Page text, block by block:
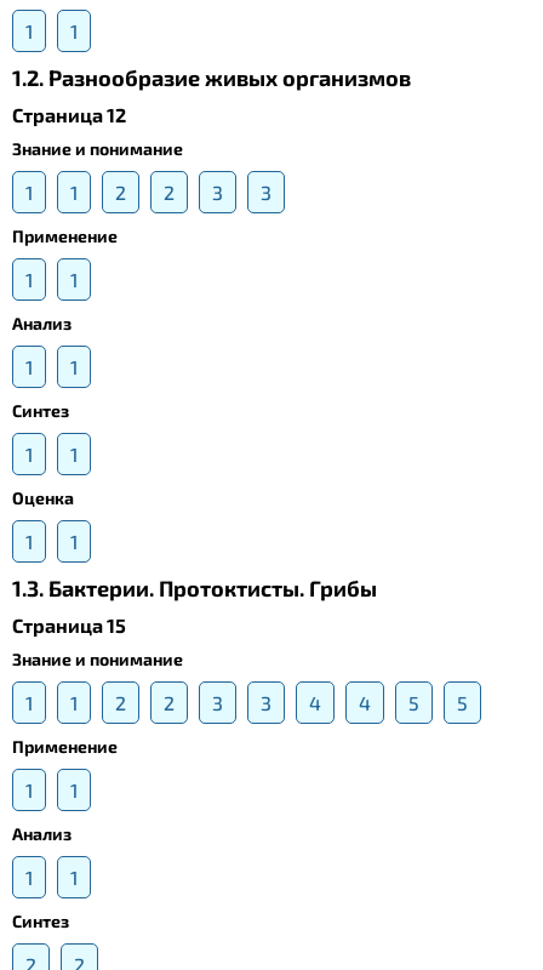
1 1
1.2. Разнообразие живых организмов
Страница 12
Знание и понимание
1 1 2 2 3 3
Применение
1 1
Анализ
1 1
Синтез
1 1
Оценка
1 1
1.3. Бактерии. Протоктисты. Грибы
Страница 15
Знание и понимание
1 1 2 2 3 3 4 4 5 5
Применение
1 1
Анализ
1 1
Синтез
2 2